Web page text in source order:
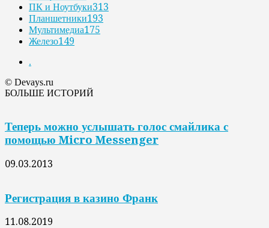
ПК и Ноутбуки313
Планшетники193
Мультимедиа175
Железо149
.
© Devays.ru
БОЛЬШЕ ИСТОРИЙ
Теперь можно услышать голос смайлика с
помощью Micro Messenger
09.03.2013
Регистрация в казино Франк
11.08.2019